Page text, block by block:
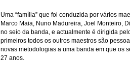
Uma “família” que foi conduzida por vários
Marco Maia, Nuno Madureira, Joel Monteiro,
no seio da banda, e actualmente é dirigida
primeiros todos os outros maestros são
novas metodologias a uma banda em que os
27 anos.